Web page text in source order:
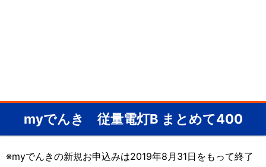
myでんき 従量電灯B まとめて400
※myでんきの新規お申込みは2019年8月31日をもって終了